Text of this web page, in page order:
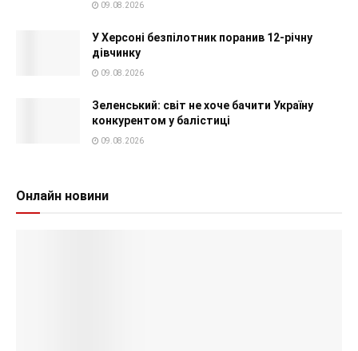
09.08.2026
У Херсоні безпілотник поранив 12-річну
дівчинку
09.08.2026
Зеленський: світ не хоче бачити Україну
конкурентом у балістиці
09.08.2026
Онлайн новини